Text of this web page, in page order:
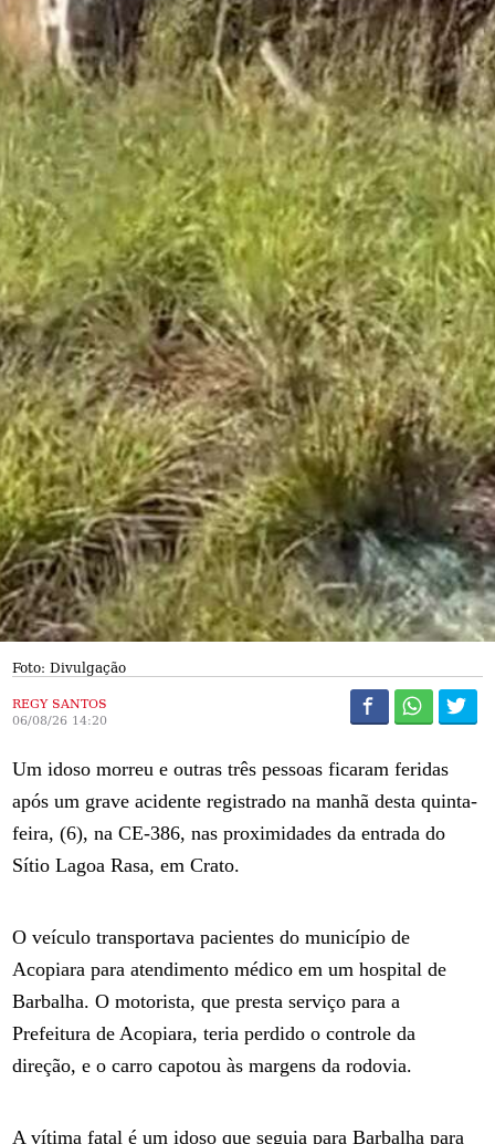
Foto: Divulgação
REGY SANTOS
06/08/26 14:20
Um idoso morreu e outras três pessoas ficaram feridas
após um grave acidente registrado na manhã desta quinta-
feira, (6), na CE-386, nas proximidades da entrada do
Sítio Lagoa Rasa, em Crato.
O veículo transportava pacientes do município de
Acopiara para atendimento médico em um hospital de
Barbalha. O motorista, que presta serviço para a
Prefeitura de Acopiara, teria perdido o controle da
direção, e o carro capotou às margens da rodovia.
A vítima fatal é um idoso que seguia para Barbalha para